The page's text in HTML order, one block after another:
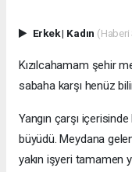
Erkek| Kadın (Haberi
Kızılcahamam şehir
sabaha karşı henüz
Yangın çarşı
büyüdü. Meydana
yakın işyeri tamamen